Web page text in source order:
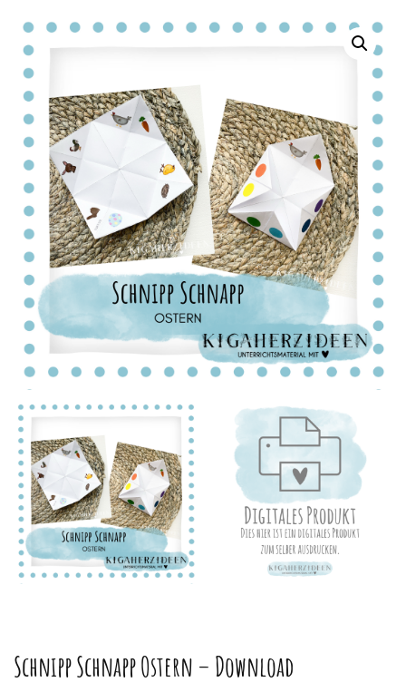
Schnipp Schnapp Ostern – Download